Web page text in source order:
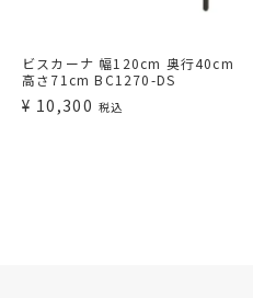
ビスカーナ 幅120cm 奥行40cm
高さ71cm BC1270-DS
¥ 10,300 税込